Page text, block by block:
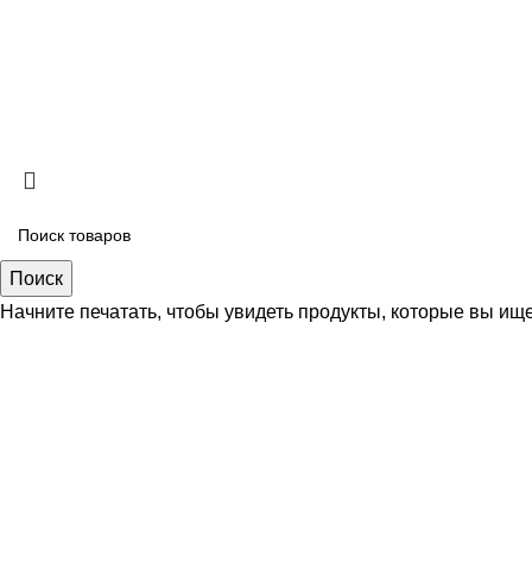
Поиск
Начните печатать, чтобы увидеть продукты, которые вы